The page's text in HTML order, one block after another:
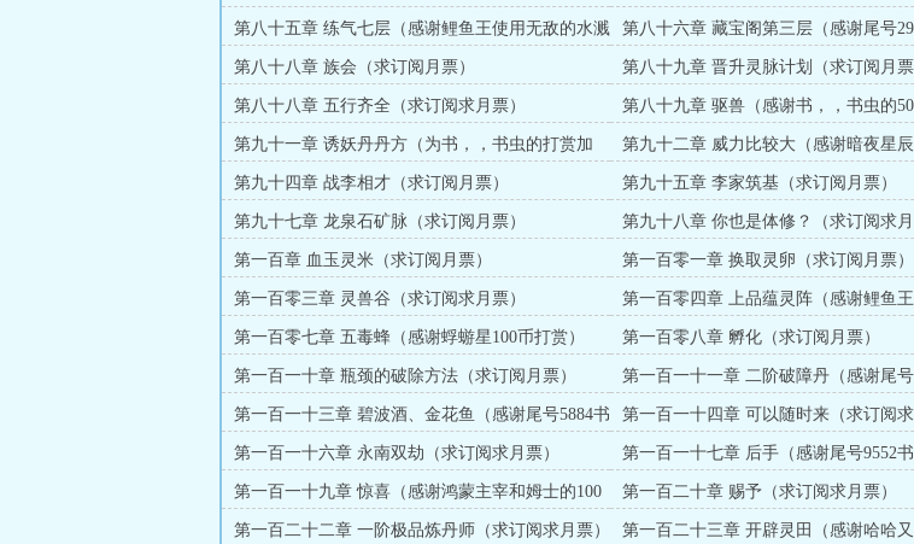
第八十五章 练气七层（感谢鲤鱼王使用无敌的水溅
跃200币打赏）
第八十六章 藏宝阁第三层（感谢尾号
500币打赏））
第八十八章 族会（求订阅月票） 第八十九章 晋升灵脉计划（求订阅月票
第八十八章 五行齐全（求订阅求月票） 第八十九章 驱兽（感谢书，，书虫的
第九十一章 诱妖丹丹方（为书，，书虫的打赏加
更）
第九十二章 威力比较大（感谢暗夜星
赏）
第九十四章 战李相才（求订阅月票） 第九十五章 李家筑基（求订阅月票）
第九十七章 龙泉石矿脉（求订阅月票） 第九十八章 你也是体修？（求订阅求月
第一百章 血玉灵米（求订阅月票） 第一百零一章 换取灵卵（求订阅月票）
第一百零三章 灵兽谷（求订阅求月票）
第一百零四章 上品蕴灵阵（感谢鲤鱼
水溅跃1000币打赏）
第一百零七章 五毒蜂（感谢蜉蝣星100币打赏） 第一百零八章 孵化（求订阅月票）
第一百一十章 瓶颈的破除方法（求订阅月票）
第一百一十一章 二阶破障丹（感谢尾
100币打赏）
第一百一十三章 碧波酒、金花鱼（感谢尾号5884书
友的100币打赏）
第一百一十四章 可以随时来（求订阅求
第一百一十六章 永南双劫（求订阅求月票）
第一百一十七章 后手（感谢尾号9552
打赏）
第一百一十九章 惊喜（感谢鸿蒙主宰和姆士的100
币打赏）
第一百二十章 赐予（求订阅求月票）
第一百二十二章 一阶极品炼丹师（求订阅求月票）
第一百二十三章 开辟灵田（感谢哈哈